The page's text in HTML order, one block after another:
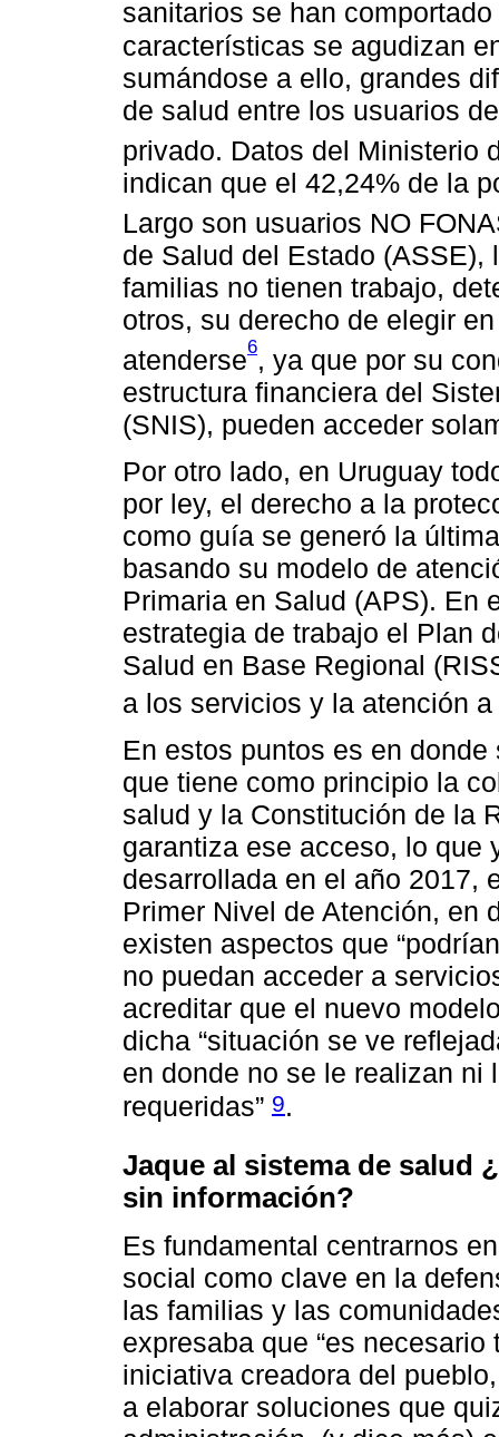
sanitarios se han
características se agudizan
sumándose a ello, grandes
de salud entre los usuarios
privado. Datos del Ministerio
indican que el 42,24% de la
Largo son usuarios NO
de Salud del Estado
familias no tienen trabajo,
otros, su derecho de elegir
atenderse6, ya que por su
estructura financiera del
(SNIS), pueden acceder
Por otro lado, en Uruguay
por ley, el derecho a la
como guía se generó la
basando su modelo de
Primaria en Salud (APS). En
estrategia de trabajo el Plan
Salud en Base Regional
a los servicios y la atención
En estos puntos es en
que tiene como principio la
salud y la Constitución de la
garantiza ese acceso, lo que
desarrollada en el año 2017,
Primer Nivel de Atención, en
existen aspectos que
no puedan acceder a
acreditar que el nuevo
dicha “situación se ve
en donde no se le realizan
requeridas” 9.
Jaque al sistema de salud
sin información?
Es fundamental centrarnos
social como clave en la
las familias y las
expresaba que “es
iniciativa creadora del
a elaborar soluciones que